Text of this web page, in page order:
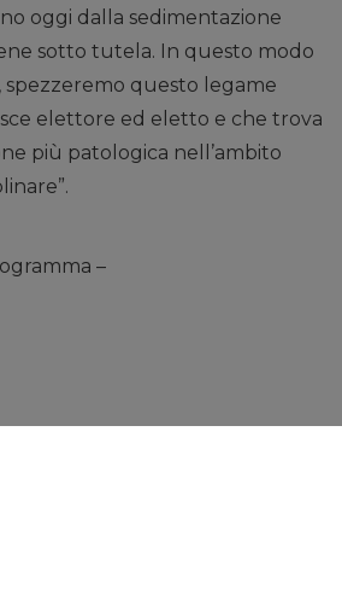
oggi dalla sedimentazione
sotto tutela. In questo modo
spezzeremo questo legame
elettore ed eletto e che trova
più patologica nell’ambito
–